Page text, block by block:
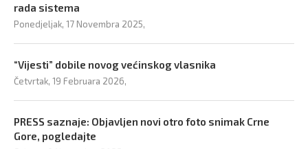
rada sistema
Ponedjeljak, 17 Novembra 2025,
“Vijesti” dobile novog većinskog vlasnika
Četvrtak, 19 Februara 2026,
PRESS saznaje: Objavljen novi otro foto snimak Crne
Gore, pogledajte